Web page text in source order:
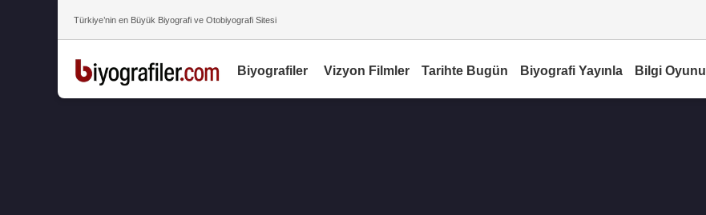
Türkiye’nin en Büyük Biyografi ve Otobiyografi Sitesi
Biyografiler Vizyon Filmler Tarihte Bugün Biyografi Yayınla Bilgi Oyunu